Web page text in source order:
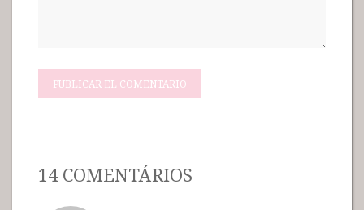
14 COMENTÁRIOS